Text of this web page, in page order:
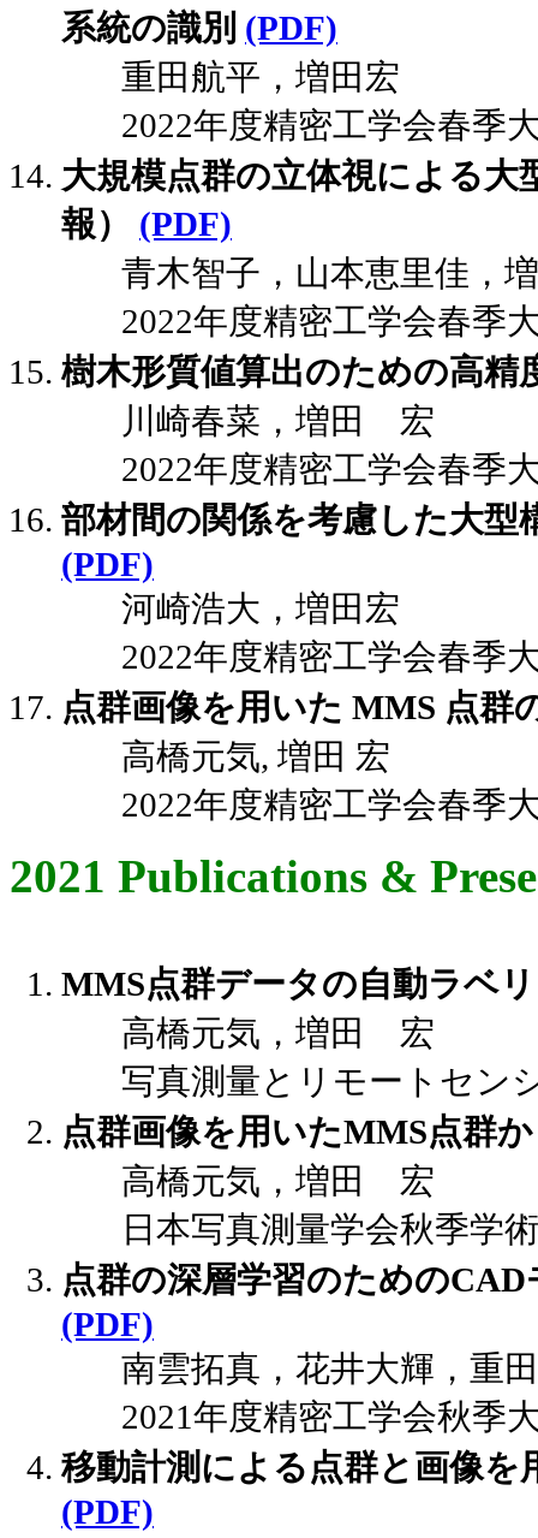
系統の識別 (PDF)
重田航平，増田宏
2022年度精密工学会春季
大規模点群の立体視による大
報） (PDF)
青木智子，山本恵里佳，
2022年度精密工学会春季
樹木形質値算出のための高
川崎春菜，増田 宏
2022年度精密工学会春季
部材間の関係を考慮した大型
(PDF)
河崎浩大，増田宏
2022年度精密工学会春季
点群画像を用いた MMS 点群
高橋元気, 増田 宏
2022年度精密工学会春季
2021 Publications &
MMS点群データの自動ラベ
高橋元気，増田 宏
写真測量とリモートセン
点群画像を用いたMMS点群
高橋元気，増田 宏
日本写真測量学会秋季学
点群の深層学習のための
(PDF)
南雲拓真，花井大輝，重
2021年度精密工学会秋季
移動計測による点群と画像を
(PDF)